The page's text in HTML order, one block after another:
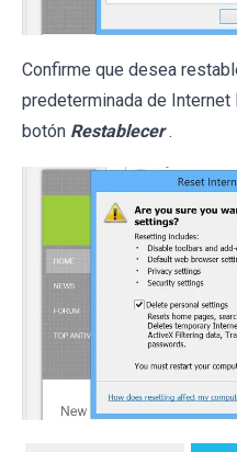
Confirme que desea
predeterminada de
botón Restablecer .